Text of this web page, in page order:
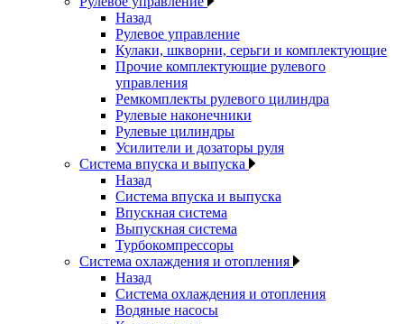
Назад
Рулевое управление
Кулаки, шкворни, серьги и комплектующие
Прочие комплектующие рулевого
управления
Ремкомплекты рулевого цилиндра
Рулевые наконечники
Рулевые цилиндры
Усилители и дозаторы руля
Система впуска и выпуска
Назад
Система впуска и выпуска
Впускная система
Выпускная система
Турбокомпрессоры
Система охлаждения и отопления
Назад
Система охлаждения и отопления
Водяные насосы